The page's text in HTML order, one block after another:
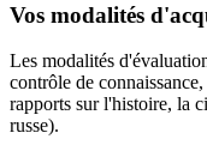
Vos modalités
Les modalités
contrôle de
rapports sur l'histoire, la
russe).